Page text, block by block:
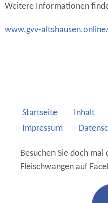
Weitere Informationen
www.gvv-
Startseite Inhalt
Impressum
Besuchen Sie doch mal
Fleischwangen auf